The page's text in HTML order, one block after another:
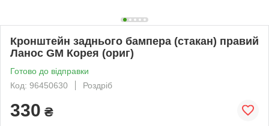
Кронштейн заднього бампера (стакан) правий
Ланос GM Корея (ориг)
Готово до відправки
Код: 96450630
Роздріб
330 ₴